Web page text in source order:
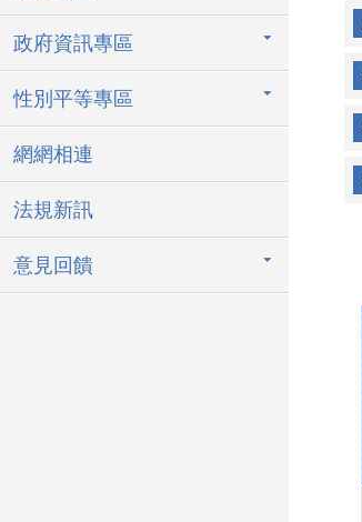
政府資訊專區
性別平等專區
網網相連
法規新訊
意見回饋